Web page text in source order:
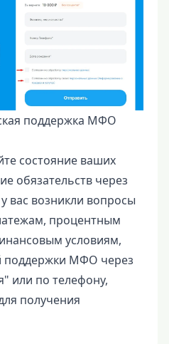
поддержка МФО
состояние ваших
обязательств через
вас возникли вопросы
процентным
условиям,
поддержки МФО через
или по телефону,
получения